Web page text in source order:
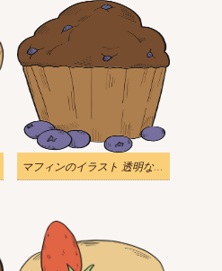
マフィンのイラスト 透明な背景 6